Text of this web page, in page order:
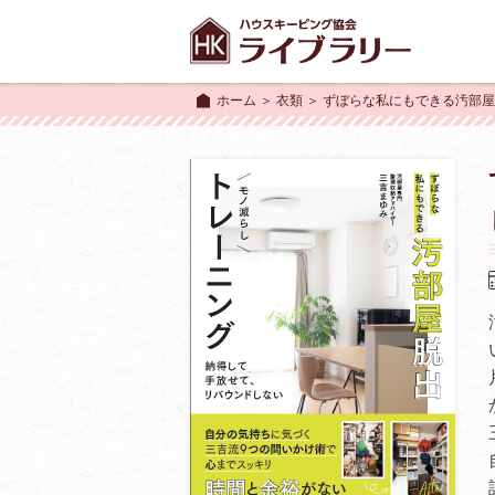
ホーム ＞ 衣類 ＞ ずぼらな私にもできる汚部